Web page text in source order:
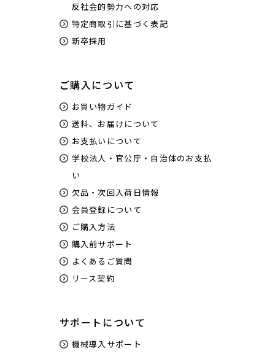
反社会的勢力への対応
特定商取引に基づく表記
新卒採用
ご購入について
お買い物ガイド
送料、お届けについて
お支払いについて
学校法人・官公庁・自治体のお支払
い
欠品・次回入荷日情報
会員登録について
ご購入方法
購入前サポート
よくあるご質問
リース契約
サポートについて
機械導入サポート